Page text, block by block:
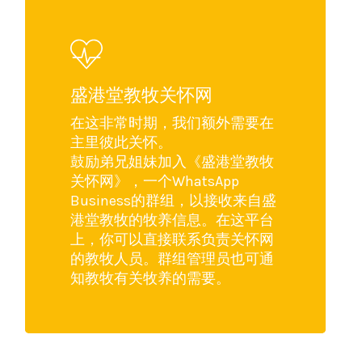
盛港堂教牧关怀网
在这非常时期，我们额外需要在
主里彼此关怀。
鼓励弟兄姐妹加入《盛港堂教牧
关怀网》，一个WhatsApp
Business的群组，以接收来自盛
港堂教牧的牧养信息。在这平台
上，你可以直接联系负责关怀网
的教牧人员。群组管理员也可通
知教牧有关牧养的需要。